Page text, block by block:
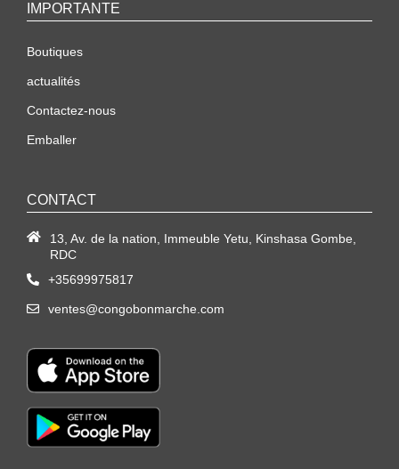
IMPORTANTE
Boutiques
actualités
Contactez-nous
Emballer
CONTACT
13, Av. de la nation, Immeuble Yetu, Kinshasa Gombe,
RDC
+35699975817
ventes@congobonmarche.com